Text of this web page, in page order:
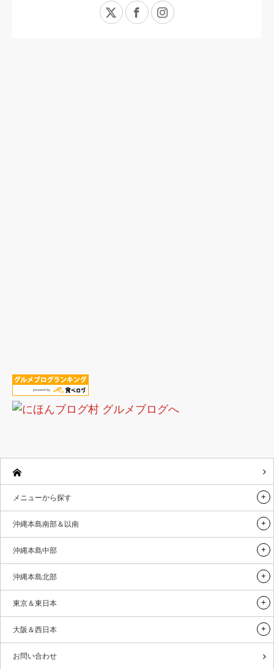
X FacebookInstagram
メニューから探す
沖縄本島南部＆以南
沖縄本島中部
沖縄本島北部
東京＆東日本
大阪＆西日本
お問い合わせ